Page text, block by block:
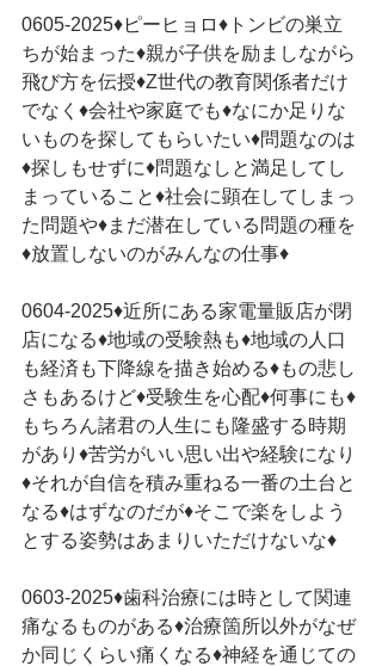
0605-2025♦ピーヒョロ♦トンビの巣立
ちが始まった♦親が子供を励ましながら
飛び方を伝授♦Z世代の教育関係者だけ
でなく♦会社や家庭でも♦なにか足りな
いものを探してもらいたい♦問題なのは
♦探しもせずに♦問題なしと満足してし
まっていること♦社会に顕在してしまっ
た問題や♦まだ潜在している問題の種を
♦放置しないのがみんなの仕事♦
0604-2025♦近所にある家電量販店が閉
店になる♦地域の受験熱も♦地域の人口
も経済も下降線を描き始める♦もの悲し
さもあるけど♦受験生を心配♦何事にも♦
もちろん諸君の人生にも隆盛する時期
があり♦苦労がいい思い出や経験になり
♦それが自信を積み重ねる一番の土台と
なる♦はずなのだが♦そこで楽をしよう
とする姿勢はあまりいただけないな♦
0603-2025♦歯科治療には時として関連
痛なるものがある♦治療箇所以外がなぜ
か同じくらい痛くなる♦神経を通じての